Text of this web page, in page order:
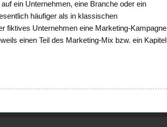
ein Unternehmen, eine Branche oder ein
häufiger als in klassischen
fiktives Unternehmen eine Marketing-Kampagne
einen Teil des Marketing-Mix bzw. ein Kapitel